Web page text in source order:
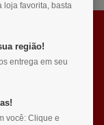
loja favorita, basta
região!
entrega em seu
você: Clique e